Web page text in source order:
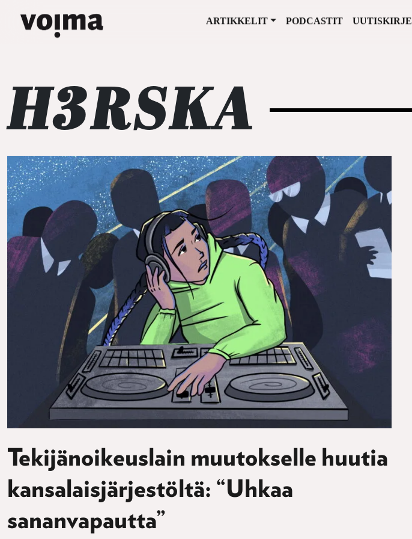
Päävalikko
ARTIKKELIT PODCASTIT UUTISKIRJE
H3RSKA
Tekijänoikeuslain muutokselle huutia
kansalaisjärjestöltä: “Uhkaa
sananvapautta”